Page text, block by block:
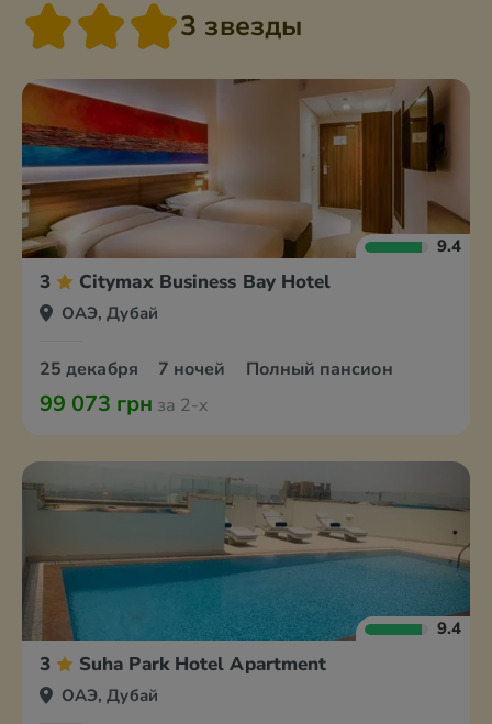
3 звезды
9.4
3 Citymax Business Bay Hotel
ОАЭ, Дубай
25 декабря 7 ночей Полный пансион
99 073 грн за 2-х
9.4
3 Suha Park Hotel Apartment
ОАЭ, Дубай